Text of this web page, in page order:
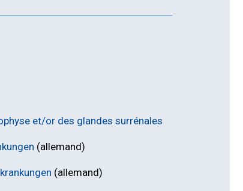
et/or des glandes surrénales
(allemand)
(allemand)